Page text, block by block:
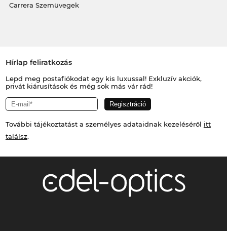
Carrera Szemüvegek
Hírlap feliratkozás
Lepd meg postafiókodat egy kis luxussal! Exkluzív akciók,
privát kiárusítások és még sok más vár rád!
További tájékoztatást a személyes adataidnak kezeléséről itt
találsz.